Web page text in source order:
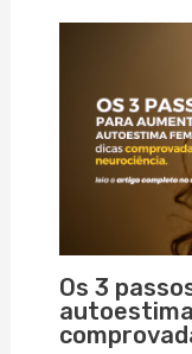
Os 3